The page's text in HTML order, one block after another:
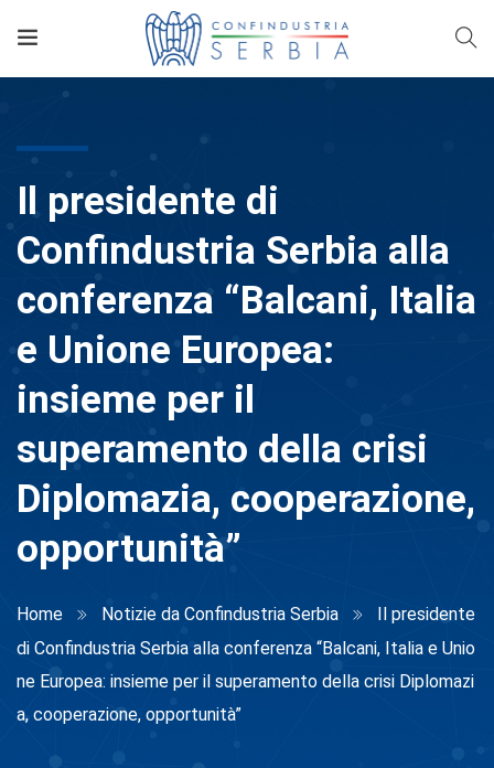
Il presidente di
Confindustria Serbia alla
conferenza “Balcani, Italia
e Unione Europea:
insieme per il
superamento della crisi
Diplomazia, cooperazione,
opportunità”
Home Notizie da Confindustria Serbia
Il presidente
di Confindustria Serbia alla conferenza “Balcani, Italia e Unio
ne Europea: insieme per il superamento della crisi Diplomazi
a, cooperazione, opportunità”